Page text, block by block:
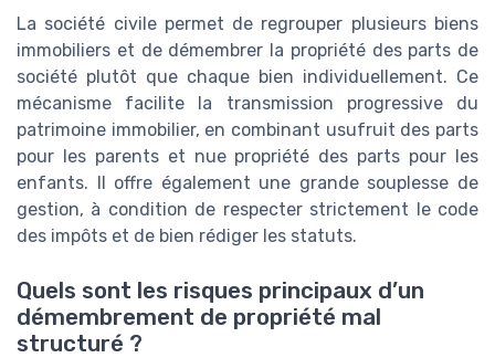
La société civile permet de regrouper plusieurs biens
immobiliers et de démembrer la propriété des parts de
société plutôt que chaque bien individuellement. Ce
mécanisme facilite la transmission progressive du
patrimoine immobilier, en combinant usufruit des parts
pour les parents et nue propriété des parts pour les
enfants. Il offre également une grande souplesse de
gestion, à condition de respecter strictement le code
des impôts et de bien rédiger les statuts.
Quels sont les risques principaux d’un
démembrement de propriété mal
structuré ?